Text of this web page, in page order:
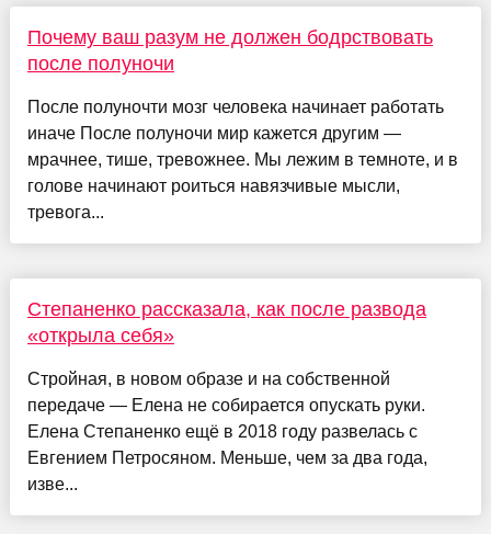
Почему ваш разум не должен бодрствовать
после полуночи
После полуночти мозг человека начинает работать
иначе После полуночи мир кажется другим —
мрачнее, тише, тревожнее. Мы лежим в темноте, и в
голове начинают роиться навязчивые мысли,
тревога...
Степаненко рассказала, как после развода
«открыла себя»
Стройная, в новом образе и на собственной
передаче — Елена не собирается опускать руки.
Елена Степаненко ещё в 2018 году развелась с
Евгением Петросяном. Меньше, чем за два года,
изве...